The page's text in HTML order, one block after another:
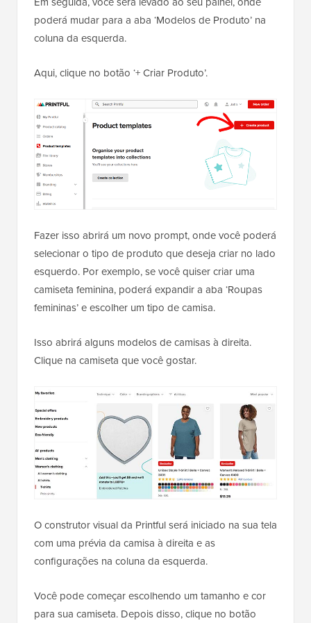
poderá mudar para a aba ‘Modelos de Produto’ na
coluna da esquerda.
Aqui, clique no botão ‘+ Criar Produto’.
Fazer isso abrirá um novo prompt, onde você poderá
selecionar o tipo de produto que deseja criar no lado
esquerdo. Por exemplo, se você quiser criar uma
camiseta feminina, poderá expandir a aba ‘Roupas
femininas’ e escolher um tipo de camisa.
Isso abrirá alguns modelos de camisas à direita.
Clique na camiseta que você gostar.
O construtor visual da Printful será iniciado na sua tela
com uma prévia da camisa à direita e as
configurações na coluna da esquerda.
Você pode começar escolhendo um tamanho e cor
para sua camiseta. Depois disso, clique no botão